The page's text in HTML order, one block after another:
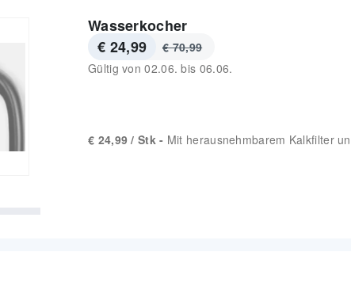
Wasserkocher
€ 24,99
€ 70,99
Gültig von02.06. bis 06.06.
€ 24,99 / Stk - Mit herausnehmbarem Kalkfilter